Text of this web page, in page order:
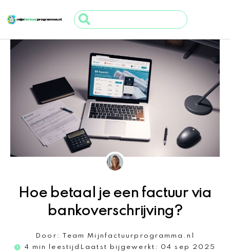
naar
de
inhoud
Search
...
Hoe betaal je een factuur via
bankoverschrijving?
Door:
Team Mijnfactuurprogramma.nl
4 min leestijd Laatst bijgewerkt: 04 sep 2025